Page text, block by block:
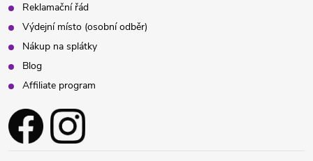
Reklamační řád
Výdejní místo (osobní odběr)
Nákup na splátky
Blog
Affiliate program